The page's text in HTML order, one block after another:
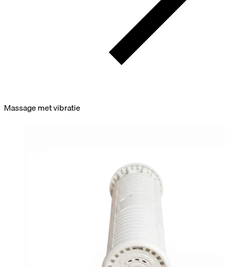
Massage met vibratie